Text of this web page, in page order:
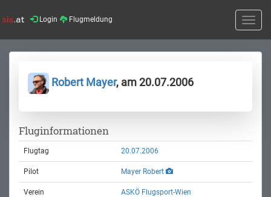
Login Flugmeldung
Toggle
Robert Mayer, am 20.07.2006
Fluginformationen
Flugtag 20.07.2006
Pilot Mayer Robert
Verein ASKÖ Flugsport-Wien